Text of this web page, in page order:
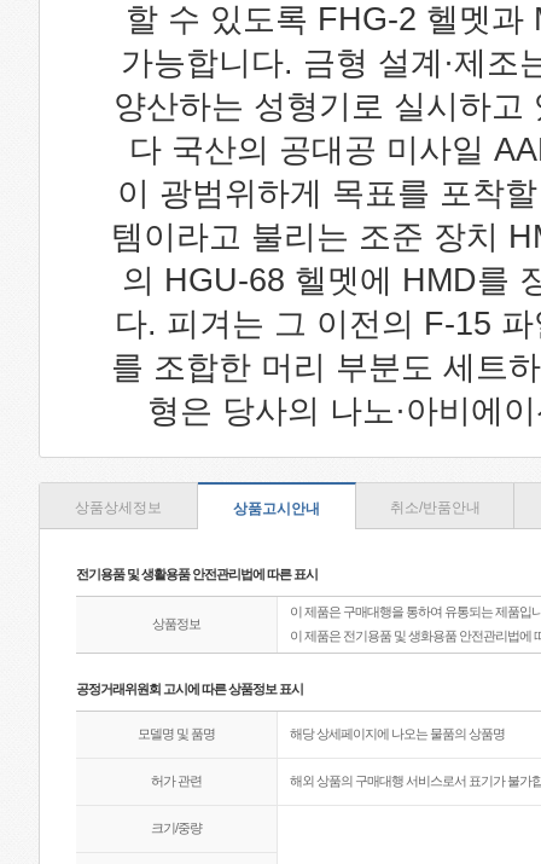
할 수 있도록 FHG-2 헬멧과
가능합니다. 금형 설계·제조
양산하는 성형기로 실시하
다 국산의 공대공 미사일
이 광범위하게 목표를 포착
템이라고 불리는 조준 장치
의 HGU-68 헬멧에 HMD를
다. 피겨는 그 이전의 F-15
를 조합한 머리 부분도 세트
형은 당사의 나노·아비에
상품상세정보 상품고시안내 취소/반품안내
전기용품 및 생활용품 안전관리법에 따른 표시
상품정보
이 제품은 구매대행을 통하여 유통되는 제품입
이 제품은 전기용품 및 생화용품 안전관리법에
공정거래위원회 고시에 따른 상품정보 표시
모델명 및 품명 해당 상세페이지에 나오는 물품의 상품명
허가 관련 해외 상품의 구매대행 서비스로서 표기가 불가
크기/중량